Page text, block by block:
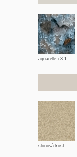
aquarelle c3 1
slonová kost